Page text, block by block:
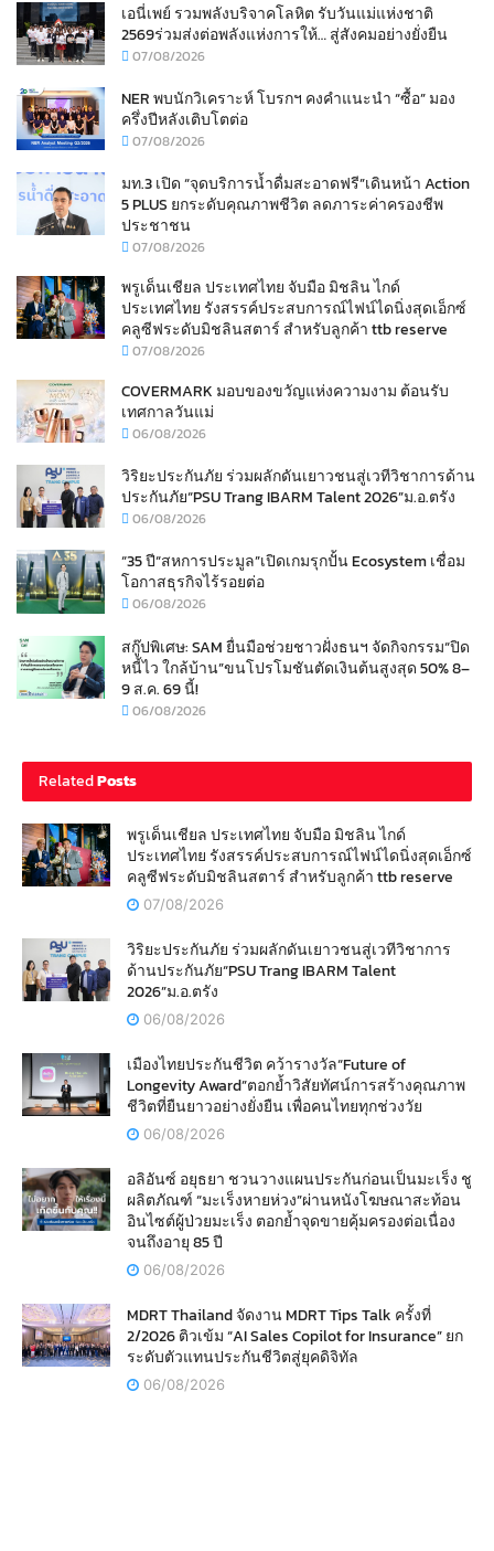
เอนี่เพย์ รวมพลังบริจาคโลหิต รับวันแม่แห่งชาติ
2569ร่วมส่งต่อพลังแห่งการให้… สู่สังคมอย่างยั่งยืน
07/08/2026
NER พบนักวิเคราะห์ โบรกฯ คงคำแนะนำ “ซื้อ” มอง
ครึ่งปีหลังเติบโตต่อ
07/08/2026
มท.3 เปิด “จุดบริการน้ำดื่มสะอาดฟรี”เดินหน้า Action
5 PLUS ยกระดับคุณภาพชีวิต ลดภาระค่าครองชีพ
ประชาชน
07/08/2026
พรูเด็นเชียล ประเทศไทย จับมือ มิชลิน ไกด์
ประเทศไทย รังสรรค์ประสบการณ์ไฟน์ไดนิ่งสุดเอ็กซ์
คลูซีฟระดับมิชลินสตาร์ สำหรับลูกค้า ttb reserve
07/08/2026
COVERMARK มอบของขวัญแห่งความงาม ต้อนรับ
เทศกาลวันแม่
06/08/2026
วิริยะประกันภัย ร่วมผลักดันเยาวชนสู่เวทีวิชาการด้าน
ประกันภัย“PSU Trang IBARM Talent 2026”ม.อ.ตรัง
06/08/2026
“35 ปี“สหการประมูล”เปิดเกมรุกปั้น Ecosystem เชื่อม
โอกาสธุรกิจไร้รอยต่อ
06/08/2026
สกู๊ปพิเศษ: SAM ยื่นมือช่วยชาวฝั่งธนฯ จัดกิจกรรม“ปิด
หนี้ไว ใกล้บ้าน”ขนโปรโมชันตัดเงินต้นสูงสุด 50% 8–
9 ส.ค. 69 นี้!
06/08/2026
RelatedPosts
พรูเด็นเชียล ประเทศไทย จับมือ มิชลิน ไกด์
ประเทศไทย รังสรรค์ประสบการณ์ไฟน์ไดนิ่งสุดเอ็กซ์
คลูซีฟระดับมิชลินสตาร์ สำหรับลูกค้า ttb reserve
07/08/2026
วิริยะประกันภัย ร่วมผลักดันเยาวชนสู่เวทีวิชาการ
ด้านประกันภัย“PSU Trang IBARM Talent
2026”ม.อ.ตรัง
06/08/2026
เมืองไทยประกันชีวิต คว้ารางวัล“Future of
Longevity Award”ตอกย้ำวิสัยทัศน์การสร้างคุณภาพ
ชีวิตที่ยืนยาวอย่างยั่งยืน เพื่อคนไทยทุกช่วงวัย
06/08/2026
อลิอันซ์ อยุธยา ชวนวางแผนประกันก่อนเป็นมะเร็ง ชู
ผลิตภัณฑ์ “มะเร็งหายห่วง”ผ่านหนังโฆษณาสะท้อน
อินไซต์ผู้ป่วยมะเร็ง ตอกย้ำจุดขายคุ้มครองต่อเนื่อง
จนถึงอายุ 85 ปี
06/08/2026
MDRT Thailand จัดงาน MDRT Tips Talk ครั้งที่
2/2026 ติวเข้ม “AI Sales Copilot for Insurance” ยก
ระดับตัวแทนประกันชีวิตสู่ยุคดิจิทัล
06/08/2026